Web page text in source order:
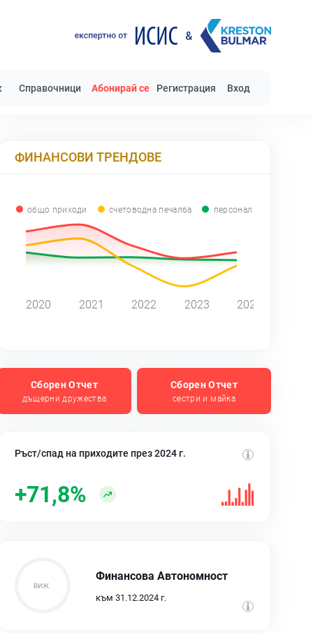
Справочници Абонирай се Регистрация Вход
ФИНАНСОВИ ТРЕНДОВЕ
общо приходи счетоводна печалба персонал
2020 2021 2022 2023 2024
Сборен Отчет
дъщерни дружества
Сборен Отчет
сестри и майка
Ръст/спад на приходите през 2024 г.
+71,8%
Финансова Автономност
към 31.12.2024 г.